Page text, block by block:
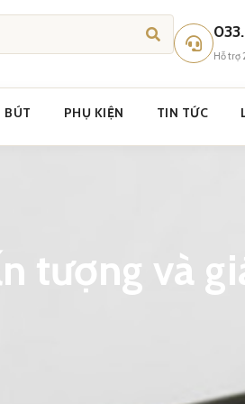
Hỗ trợ
BÚT PHỤ KIỆN TIN TỨC
tượng và